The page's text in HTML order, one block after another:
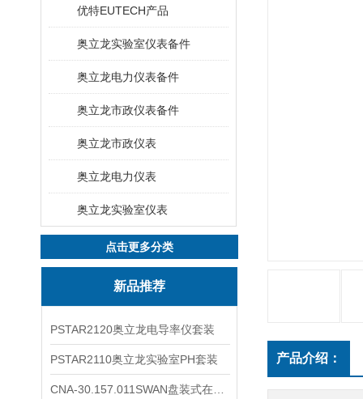
优特EUTECH产品
奥立龙实验室仪表备件
奥立龙电力仪表备件
奥立龙市政仪表备件
奥立龙市政仪表
奥立龙电力仪表
奥立龙实验室仪表
点击更多分类
新品推荐
PSTAR2120奥立龙电导率仪套装
PSTAR2110奥立龙实验室PH套装 产品介绍：